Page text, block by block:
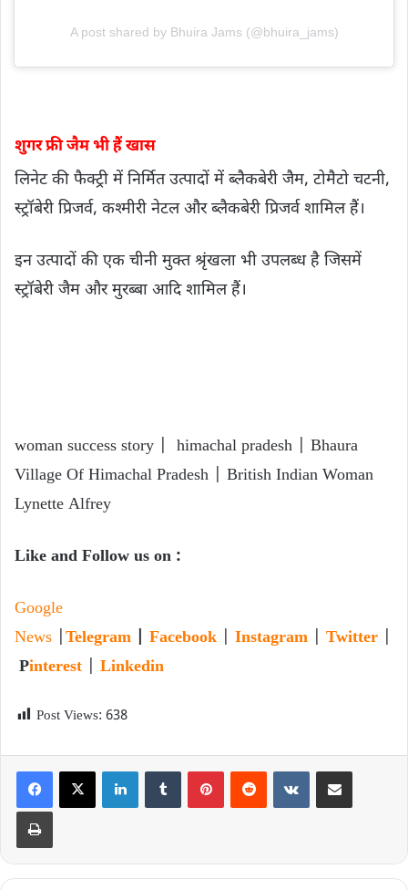
A post shared by Bhuira Jams (@bhuira_jams)
शुगर फ्री जैम भी हैं खास
लिनेट की फैक्ट्री में निर्मित उत्पादों में ब्लैकबेरी जैम, टोमैटो चटनी,
स्ट्रॉबेरी प्रिजर्व, कश्मीरी नेटल और ब्लैकबेरी प्रिजर्व शामिल हैं।
इन उत्पादों की एक चीनी मुक्त श्रृंखला भी उपलब्ध है जिसमें
स्ट्रॉबेरी जैम और मुरब्बा आदि शामिल हैं।
woman success story | himachal pradesh | Bhaura
Village Of Himachal Pradesh | British Indian Woman
Lynette Alfrey
Like and Follow us on :
Google
News
Telegram Facebook Instagram Twitter
Pinterest Linkedin
Post Views: 638